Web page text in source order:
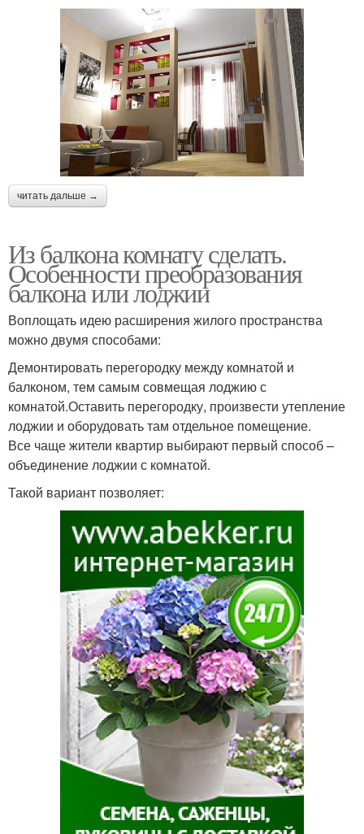
читать дальше →
Из балкона комнату сделать.
Особенности преобразования
балкона или лоджии
Воплощать идею расширения жилого пространства
можно двумя способами:
Демонтировать перегородку между комнатой и
балконом, тем самым совмещая лоджию с
комнатой.Оставить перегородку, произвести утепление
лоджии и оборудовать там отдельное помещение.
Все чаще жители квартир выбирают первый способ –
объединение лоджии с комнатой.
Такой вариант позволяет: